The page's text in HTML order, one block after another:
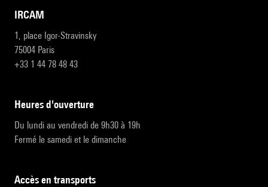
IRCAM
1, place Igor-Stravinsky
75004 Paris
+33 1 44 78 48 43
heures d'ouverture
Du lundi au vendredi de 9h30 à 19h
Fermé le samedi et le dimanche
accès en transports